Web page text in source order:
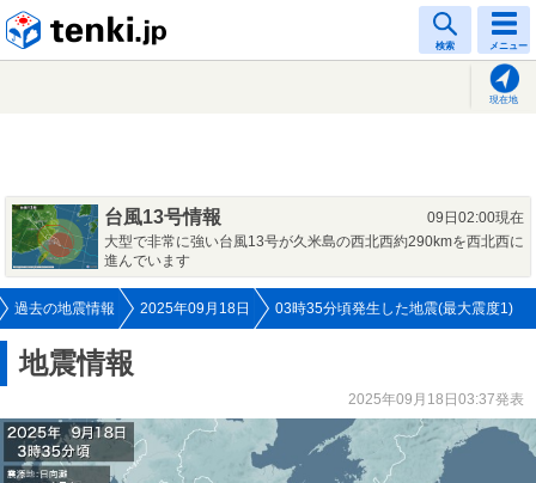
検索 メニュー
現在地
台風13号情報
09日02:00現在
大型で非常に強い台風13号が久米島の西北西約290kmを西北西に
進んでいます
過去の地震情報 2025年09月18日 03時35分頃発生した地震(最大震度1)
地震情報
2025年09月18日03:37発表